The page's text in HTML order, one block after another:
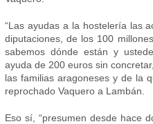
“Las ayudas a la hostelería las
diputaciones, de los 100
sabemos dónde están y
ayuda de 200 euros sin
las familias aragoneses y de la
reprochado Vaquero a Lambán.
Eso sí, “presumen desde hace